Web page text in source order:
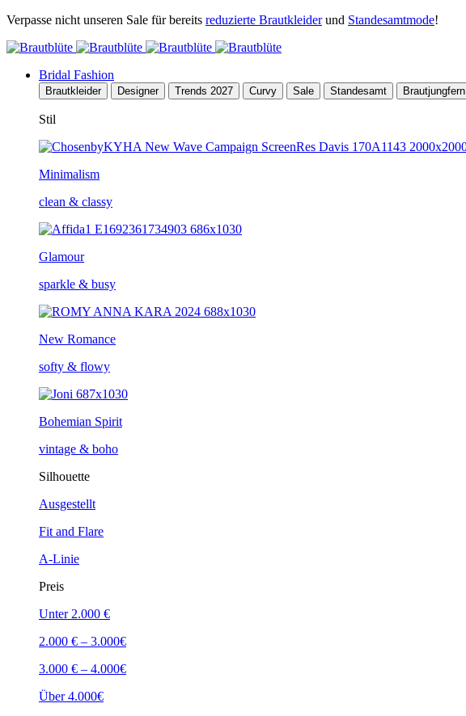
Verpasse nicht unseren Sale für bereits reduzierte Brautkleiderund Standesamtmode!
Bridal Fashion
Brautkleider Designer Trends 2027 Curvy Sale Standesamt Brautjungfern
Stil
Minimalism
clean & classy
Glamour
sparkle & busy
New Romance
softy & flowy
Bohemian Spirit
vintage & boho
Silhouette
Ausgestellt
Fit and Flare
A-Linie
Preis
Unter 2.000 €
2.000 € – 3.000€
3.000 € – 4.000€
Über 4.000€